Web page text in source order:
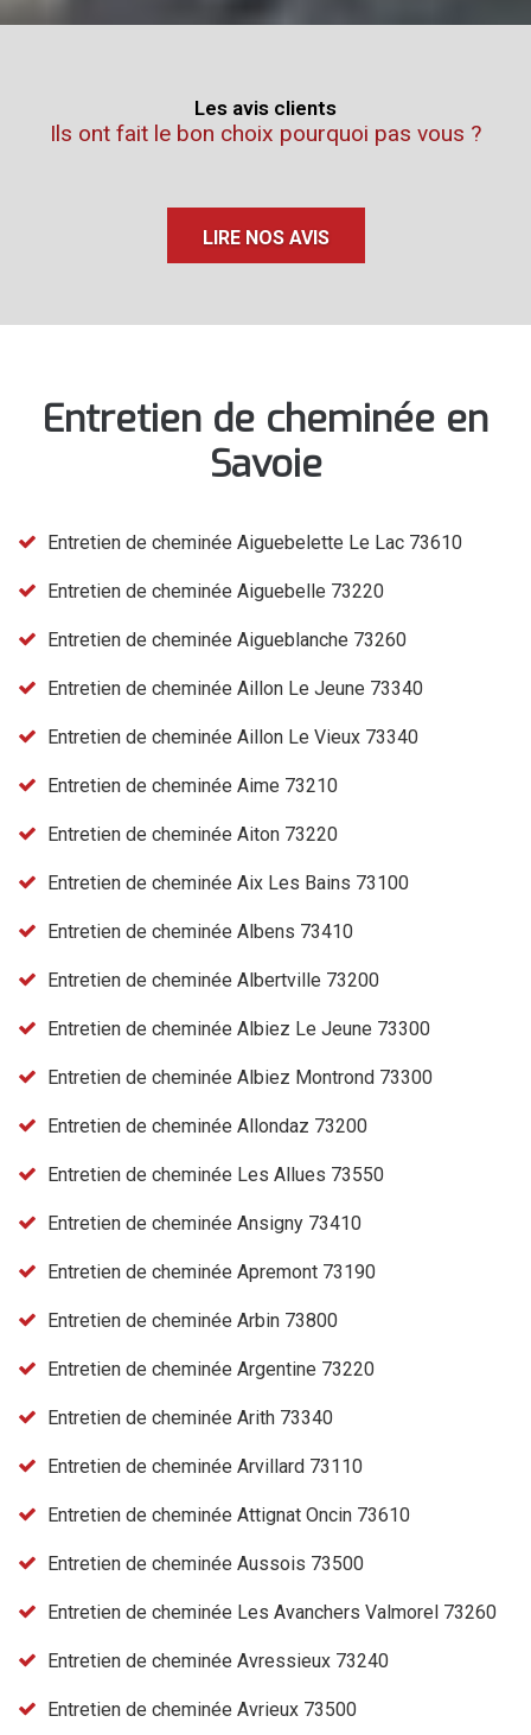
Les avis clients
Ils ont fait le bon choix pourquoi pas vous ?
LIRE NOS AVIS
Entretien de cheminée en
Savoie
Entretien de cheminée Aiguebelette Le Lac 73610
Entretien de cheminée Aiguebelle 73220
Entretien de cheminée Aigueblanche 73260
Entretien de cheminée Aillon Le Jeune 73340
Entretien de cheminée Aillon Le Vieux 73340
Entretien de cheminée Aime 73210
Entretien de cheminée Aiton 73220
Entretien de cheminée Aix Les Bains 73100
Entretien de cheminée Albens 73410
Entretien de cheminée Albertville 73200
Entretien de cheminée Albiez Le Jeune 73300
Entretien de cheminée Albiez Montrond 73300
Entretien de cheminée Allondaz 73200
Entretien de cheminée Les Allues 73550
Entretien de cheminée Ansigny 73410
Entretien de cheminée Apremont 73190
Entretien de cheminée Arbin 73800
Entretien de cheminée Argentine 73220
Entretien de cheminée Arith 73340
Entretien de cheminée Arvillard 73110
Entretien de cheminée Attignat Oncin 73610
Entretien de cheminée Aussois 73500
Entretien de cheminée Les Avanchers Valmorel 73260
Entretien de cheminée Avressieux 73240
Entretien de cheminée Avrieux 73500